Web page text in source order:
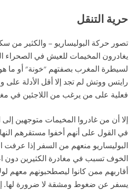
حرية التنقل
تصور حركة البوليساريو – والكثير من
يغادرون المخيمات للعيش في الصحراء
لسيطرة المغرب بصفتهم "خونة" أو ما هو
رايتس ووتش لم تجد إلا أقل الأدلة على
فعلية على من يرغب من اللاجئين في
إلا أن من غادروا المخيمات متوجهين إلى
في القول على أنهم أخفوا مستقرهم
البوليساريو منعهم من السفر إذا عرفت
الخوف تسبب في مغادرة الكثيرين دون
أقاربهم ممن كانوا ليصطحبونهم معهم
يسفر عن ضغوط ومشقة لا ضرورة لها.